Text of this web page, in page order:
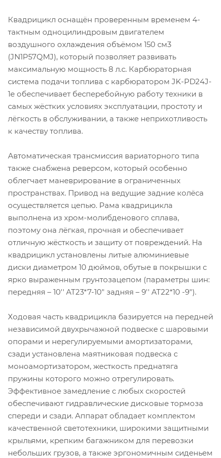
Квадрицикл оснащён проверенным временем 4-
тактным одноцилиндровым двигателем
воздушного охлаждения объёмом 150 см3
(JN1P57QMJ), который позволяет развивать
максимальную мощность 8 л.с. Карбюраторная
система подачи топлива с карбюратором JK-PD24J-
1e обеспечивает бесперебойную работу техники в
самых жёстких условиях эксплуатации, простоту и
лёгкость в обслуживании, а также неприхотливость
к качеству топлива.
Автоматическая трансмиссия вариаторного типа
также снабжена реверсом, который особенно
облегчает маневрирование в ограниченных
пространствах. Привод на ведущие задние колёса
осуществляется цепью. Рама квадрицикла
выполнена из хром-молибденового сплава,
поэтому она лёгкая, прочная и обеспечивает
отличную жёсткость и защиту от повреждений. На
квадрицикл установлены литые алюминиевые
диски диаметром 10 дюймов, обутые в покрышки с
ярко выраженным грунтозацепом (параметры шин:
передняя – 10'' AT23*7-10" задняя – 9'' AT22*10 -9").
Ходовая часть квадрицикла базируется на передней
независимой двухрычажной подвеске с шаровыми
опорами и нерегулируемыми амортизаторами,
сзади установлена маятниковая подвеска с
моноамортизатором, жесткость преднатяга
пружины которого можно отрегулировать.
Эффективное замедление с любых скоростей
обеспечивают гидравлические дисковые тормоза
спереди и сзади. Аппарат обладает комплектом
качественной светотехники, широкими защитными
крыльями, крепким багажником для перевозки
небольших грузов, а также эргономичным сиденьем